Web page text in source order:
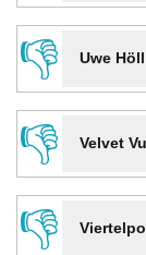
👎
Uwe Höll
👎
Velvet
👎